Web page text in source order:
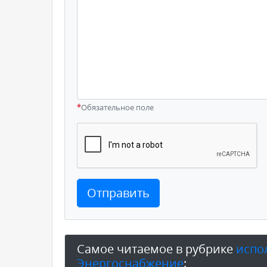
*Обязательное поле
Отправить
Самое читаемое в рубрике
Энергоснабжение: